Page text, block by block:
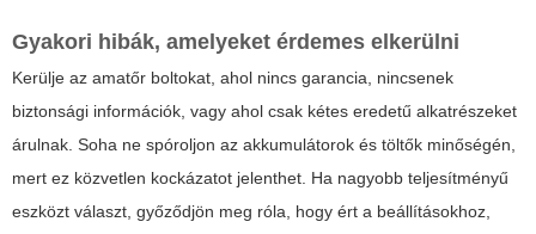
Gyakori hibák, amelyeket érdemes elkerülni
Kerülje az amatőr boltokat, ahol nincs garancia, nincsenek
biztonsági információk, vagy ahol csak kétes eredetű alkatrészeket
árulnak. Soha ne spóroljon az akkumulátorok és töltők minőségén,
mert ez közvetlen kockázatot jelenthet. Ha nagyobb teljesítményű
eszközt választ, győződjön meg róla, hogy ért a beállításokhoz,